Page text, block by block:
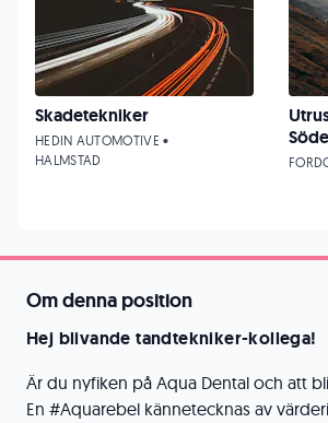
Om denna position
Hej blivande tandtekniker-kollega!
Är du nyfiken på Aqua Dental och att
En #Aquarebel kännetecknas av
Skadetekniker
HEDIN AUTOMOTIVE •
HALMSTAD